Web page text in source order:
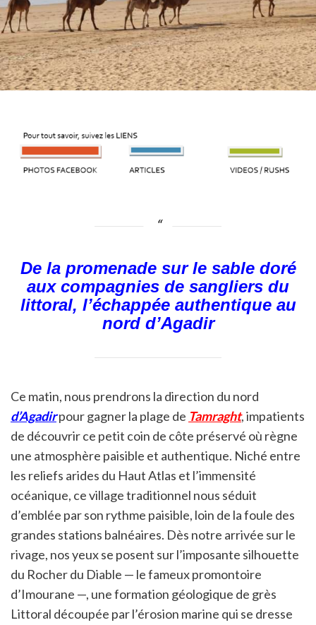
De la promenade sur le sable doré
aux compagnies de sangliers du
littoral, l’échappée authentique au
nord d’Agadir
Ce matin, nous prendrons la direction du nord
d’Agadirpour gagner la plage de Tamraght, impatients
de découvrir ce petit coin de côte préservé où règne
une atmosphère paisible et authentique. Niché entre
les reliefs arides du Haut Atlas et l’immensité
océanique, ce village traditionnel nous séduit
d’emblée par son rythme paisible, loin de la foule des
grandes stations balnéaires. Dès notre arrivée sur le
rivage, nos yeux se posent sur l’imposante silhouette
du Rocher du Diable — le fameux promontoire
d’Imourane —, une formation géologique de grès
Littoral découpée par l’érosion marine qui se dresse